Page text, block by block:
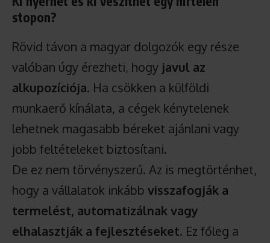
stopon?
Rövid távon a magyar dolgozók egy része
valóban úgy érezheti, hogy javul az
alkupozíciója. Ha csökken a külföldi
munkaerő kínálata, a cégek kénytelenek
lehetnek magasabb béreket ajánlani vagy
jobb feltételeket biztosítani.
De ez nem törvényszerű. Az is megtörténhet,
hogy a vállalatok inkább visszafogják a
termelést, automatizálnak vagy
elhalasztják a fejlesztéseket. Ez főleg a